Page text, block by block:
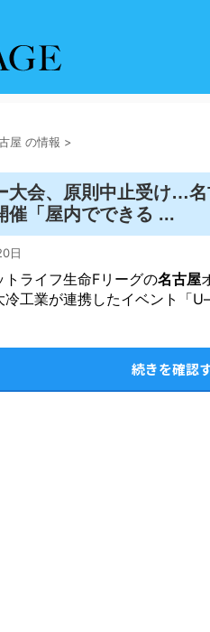
屋 の情報 >
大会、原則中止受け…
催「屋内でできる ...
日
トライフ生命Fリーグの名古屋
冷工業が連携したイベント「
続きを確認